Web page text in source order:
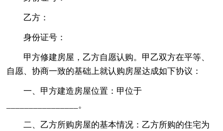
乙方：
身份证号：
甲方修建房屋，乙方自愿认购。甲乙双方在平等、
自愿、协商一致的基础上就认购房屋达成如下协议：
一、甲方建造房屋位置：甲位于
________________。
二、乙方所购房屋的基本情况：乙方所购的住宅为